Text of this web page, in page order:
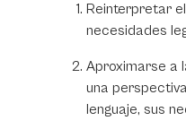
Reinterpretar
necesidades
Aproximarse a
una
lenguaje, sus